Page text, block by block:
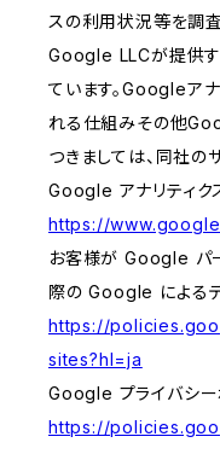
スの利用状況等を調
Google LLCが提供す
ています。Googleア
れる仕組みその他
つきましては、同社の
Google アナリティク
https://
お客様が Google パ
際の Google によるデ
https://
sites?hl=ja
Google プライバシー
https://